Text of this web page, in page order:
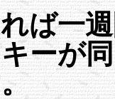
ば一
ーが